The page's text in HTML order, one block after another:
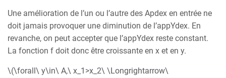
Une amélioration de l’un ou l’autre des Apdex en entrée ne
doit jamais provoquer une diminution de l’appYdex. En
revanche, on peut accepter que l’appYdex reste constant.
La fonction f doit donc être croissante en x et en y.
\(\forall\ y\in\ A,\ x_1>x_2\ \Longrightarrow\